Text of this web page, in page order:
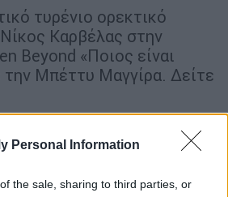
Personal Information
the sale, sharing to third parties, or
τυρένιο ορεκτικό
Καρβέλας στην
Beyond «Ποιος είναι
την Μπέττυ Μαγγίρα. Δείτε